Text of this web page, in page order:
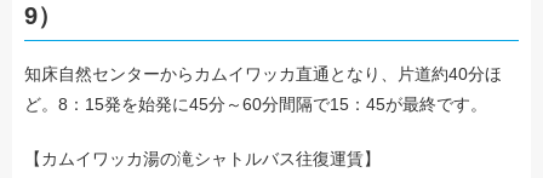
9）
知床自然センターからカムイワッカ直通となり、片道約40分ほ
ど。8：15発を始発に45分～60分間隔で15：45が最終です。
【カムイワッカ湯の滝シャトルバス往復運賃】